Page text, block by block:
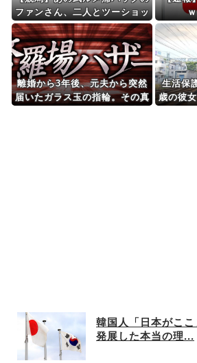
ファンさん、二人とツーショッ
ト！
離婚から3年後、元夫から突然
届いたガラス玉の指輪。その真
生活保
歳の彼
韓国人「日本がこ
発展した本当の理...